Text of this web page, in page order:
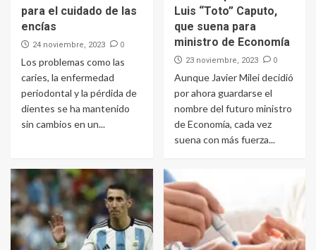
para el cuidado de las
encías
24 noviembre, 2023 0
Los problemas como las
caries, la enfermedad
periodontal y la pérdida de
dientes se ha mantenido
sin cambios en un...
Luis “Toto” Caputo,
que suena para
ministro de Economía
23 noviembre, 2023 0
Aunque Javier Milei decidió
por ahora guardarse el
nombre del futuro ministro
de Economía, cada vez
suena con más fuerza...